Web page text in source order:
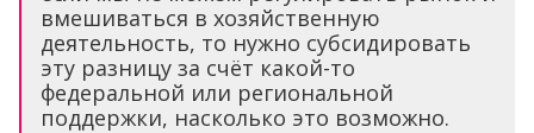
вмешиваться в хозяйственную
деятельность, то нужно субсидировать
эту разницу за счёт какой-то
федеральной или региональной
поддержки, насколько это возможно.